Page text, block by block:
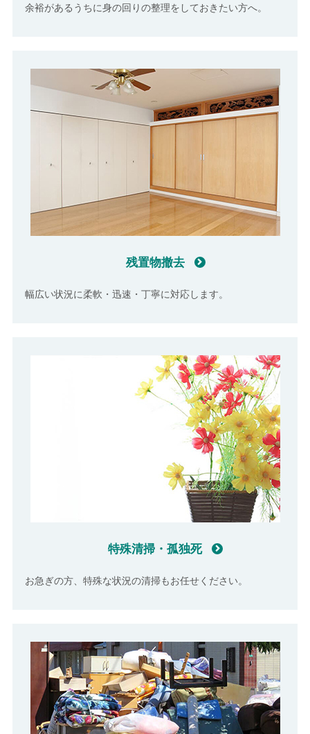
余裕があるうちに身の回りの整理をしておきたい方へ。
残置物撤去
幅広い状況に柔軟・迅速・丁寧に対応します。
特殊清掃・孤独死
お急ぎの方、特殊な状況の清掃もお任せください。